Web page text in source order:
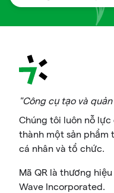
"Công cụ tạo và quản
Chúng tôi luôn nỗ
thành một sản phẩm
cá nhân và tổ chức.
Mã QR là thương
Wave Incorporated.